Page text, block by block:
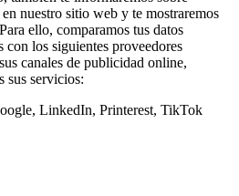
nuestro sitio web y te mostraremos
ello, comparamos tus datos
con los siguientes proveedores
canales de publicidad online,
sus servicios:
LinkedIn, Printerest, TikTok